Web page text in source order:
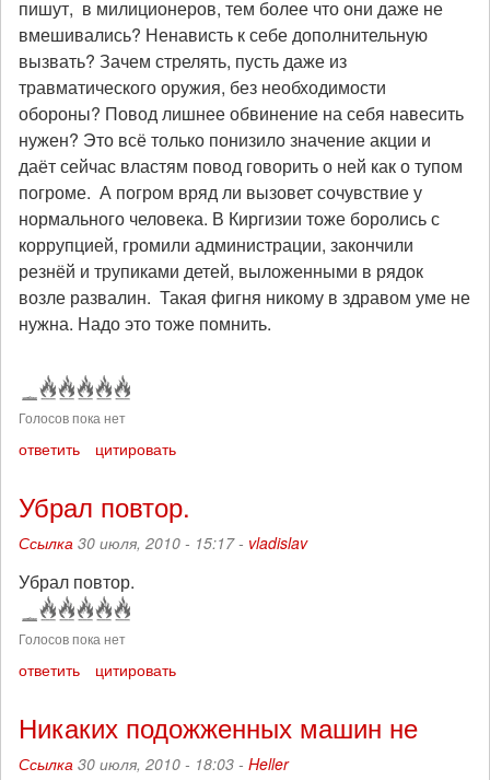
пишут, в милиционеров, тем более что они даже не
вмешивались? Ненависть к себе дополнительную
вызвать? Зачем стрелять, пусть даже из
травматического оружия, без необходимости
обороны? Повод лишнее обвинение на себя навесить
нужен? Это всё только понизило значение акции и
даёт сейчас властям повод говорить о ней как о тупом
погроме. А погром вряд ли вызовет сочувствие у
нормального человека. В Киргизии тоже боролись с
коррупцией, громили администрации, закончили
резнёй и трупиками детей, выложенными в рядок
возле развалин. Такая фигня никому в здравом уме не
нужна. Надо это тоже помнить.
Голосов пока нет
ответить цитировать
Убрал повтор.
Ссылка 30 июля, 2010 - 15:17 - vladislav
Убрал повтор.
Голосов пока нет
ответить цитировать
Никаких подожженных машин не
Ссылка 30 июля, 2010 - 18:03 - Heller